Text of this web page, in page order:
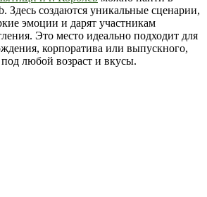
Здесь создаются уникальные сценарии,
эмоции и дарят участникам
Это место идеально подходит для
корпоратива или выпускного,
под любой возраст и вкусы.